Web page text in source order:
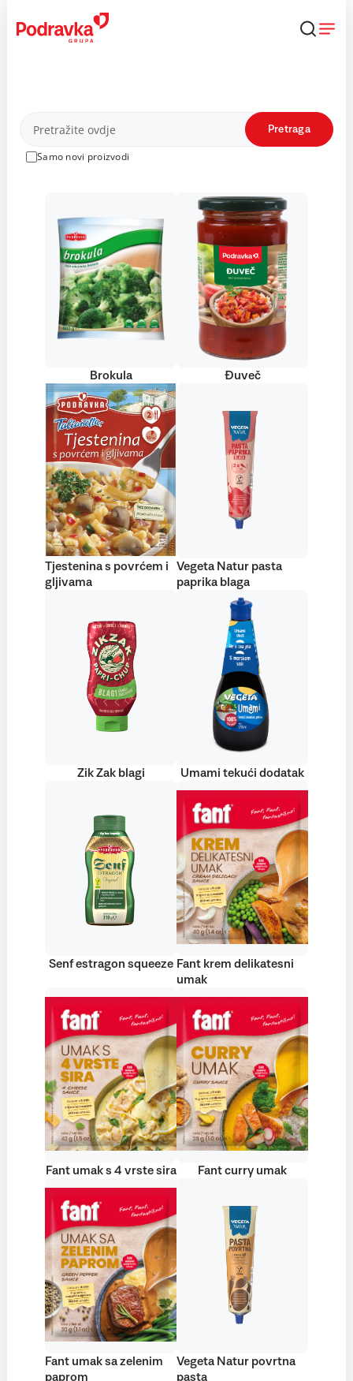
content
Proizvodi
Samo novi proizvodi
Pretraga
Brokula Đuveč
Tjestenina s povrćem i
gljivama
Vegeta Natur pasta
paprika blaga
Zik Zak blagi Umami tekući dodatak
Senf estragon squeeze Fant krem delikatesni
umak
Fant umak s 4 vrste sira Fant curry umak
Fant umak sa zelenim
paprom
Vegeta Natur povrtna
pasta